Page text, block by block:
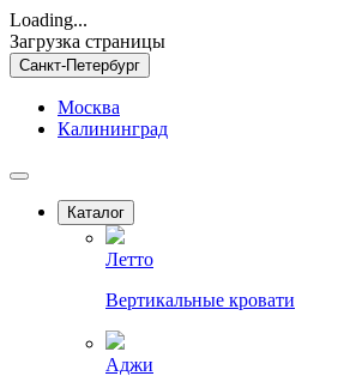
Loading...
Загрузка страницы
Санкт-Петербург
Москва
Калининград
Каталог
Летто
Вертикальные кровати
Аджи